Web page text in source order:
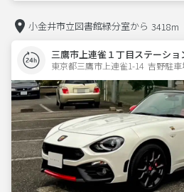
小金井市立図書館緑分室から 3418m
三鷹市上連雀１丁目ステーショ
東京都三鷹市上連雀1-14  吉野駐車